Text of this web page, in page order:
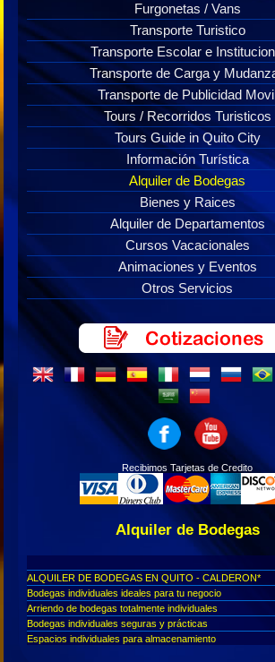
Furgonetas / Vans
Transporte Turistico
Transporte Escolar e
Transporte de Carga y
Transporte de Publicidad
Tours / Recorridos Turisticos
Tours Guide in Quito City
Información Turística
Alquiler de Bodegas
Bienes y Raices
Alquiler de Departamentos
Cursos Vacacionales
Animaciones y Eventos
Otros Servicios
Recibimos Tarjetas de Credito
Alquiler de Bodegas
ALQUILER DE BODEGAS EN QUITO - CALDERON*
Bodegas individuales ideales para tu negocio
Arriendo de bodegas totalmente individuales
Bodegas individuales seguras y prácticas
Espacios individuales para almacenamiento